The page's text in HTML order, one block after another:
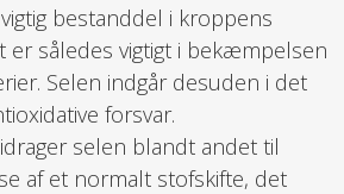
bestanddel i kroppens
er således vigtigt i bekæmpelsen
Selen indgår desuden i det
forsvar.
selen blandt andet til
af et normalt stofskifte, det